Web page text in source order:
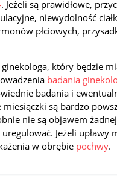
. Jeżeli są prawidłowe,
niewydolność
płciowych,
który będzie
badania
badania i
są bardzo
nie są objawem
Jeżeli upławy
w obrębie pochwy.